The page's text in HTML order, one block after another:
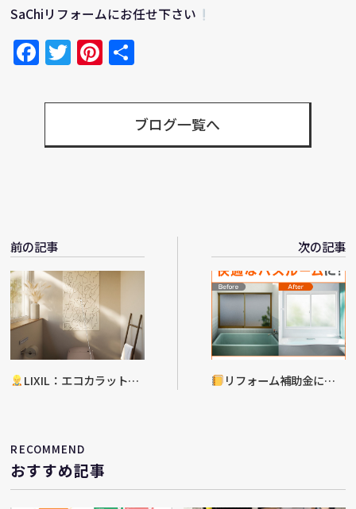
SaChiリフォームにお任せ下さい
Facebook
TwitterPinterest
ブログ一覧へ
前の記事
LIXIL：エコカラット
次の記事
リフォーム補助金につ
RECOMMEND
おすすめ記事